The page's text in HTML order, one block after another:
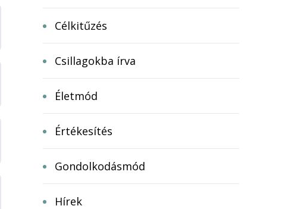
Célkitűzés
Csillagokba írva
Életmód
Értékesítés
Gondolkodásmód
Hírek